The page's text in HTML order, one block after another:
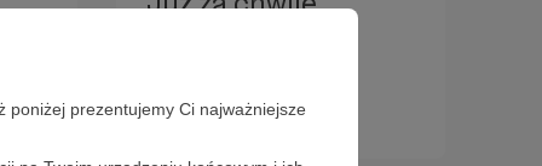
poniżej prezentujemy Ci najważniejsze